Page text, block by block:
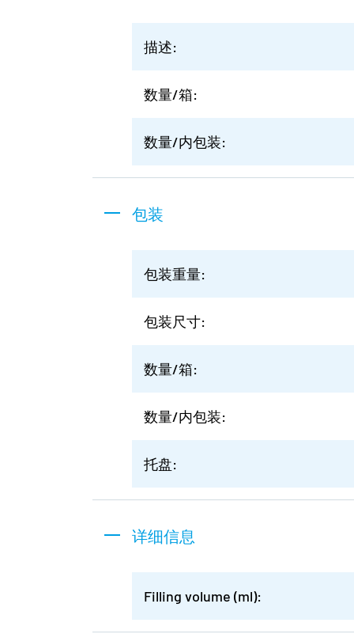
描述:
数量/箱:
数量/内包装:
包装
包装重量:
包装尺寸:
数量/箱:
数量/内包装:
托盘:
详细信息
Filling volume (ml):